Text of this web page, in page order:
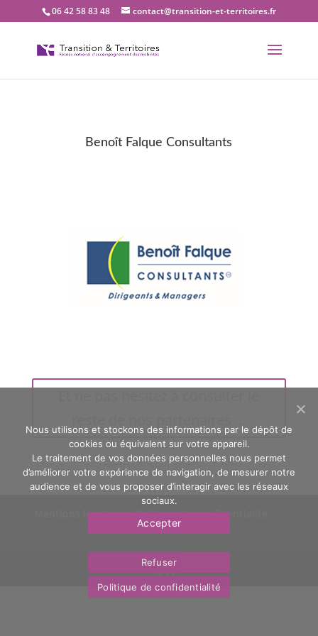
06 42 58 83 48 contact@transition-et-territoires.fr
Benoît Falque Consultants
Mentions légales
Politique de confidentialité
Nous contacter
Nous utilisons et stockons des informations par le dépôt de
cookies ou équivalent sur votre appareil.
Le traitement de vos données personnelles nous permet
d’améliorer votre expérience de navigation, de mesurer notre
audience et de vous proposer d’interagir avec les réseaux
sociaux.
Accepter
Refuser
Politique de confidentialité